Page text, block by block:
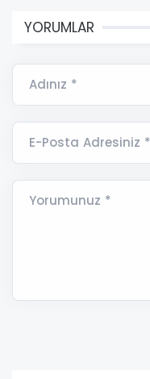
YORUMLAR
Adınız *
E-Posta Adresiniz *
Yorumunuz *